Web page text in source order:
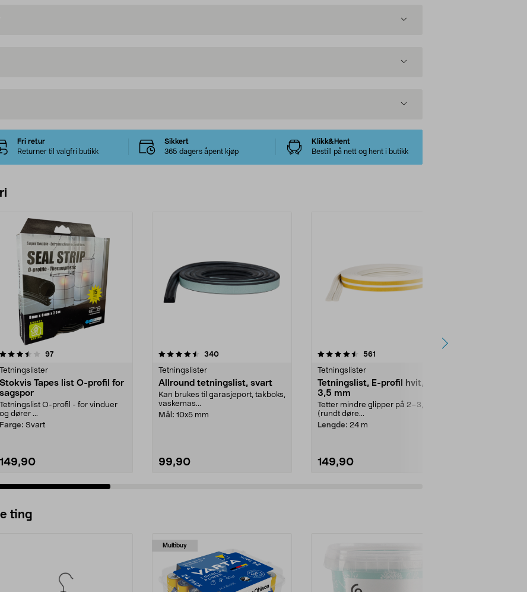
Fri retur
Returner til valgfri butikk
Sikkert
365 dagers åpent kjøp
Klikk&Hent
Bestill på nett og hent i butikk
97anmeldelser
Tetningslister
Stokvis Tapes list O-profil for
sagspor
Tetningslist O-profil - for vinduer
og dører ...
Farge: Svart
149,90
4.5 av 5 stjerner 340anmeldelser
Tetningslister
Allround tetningslist, svart
Kan brukes til garasjeport, takboks,
vaskemas...
Mål: 10x5 mm
99,90
4.5 av 5 stjerner 561
Tetningslister
Tetningslist, E-profil hvit, 2–
3,5 mm
Tetter mindre glipper på 2–3,5 mm
(rundt døre...
Lengde: 24 m
149,90
4.5 av 5 stjerner
ting
Multibuy